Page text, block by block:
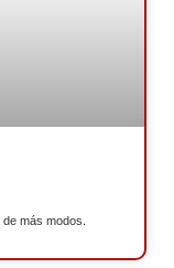
más modos.